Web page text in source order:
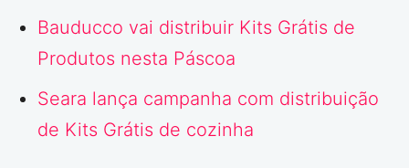
Bauducco vai distribuir Kits Grátis de
Produtos nesta Páscoa
Seara lança campanha com distribuição
de Kits Grátis de cozinha